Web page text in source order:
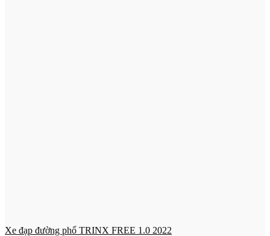
Xe đạp đường phố TRINX FREE 1.0 2022